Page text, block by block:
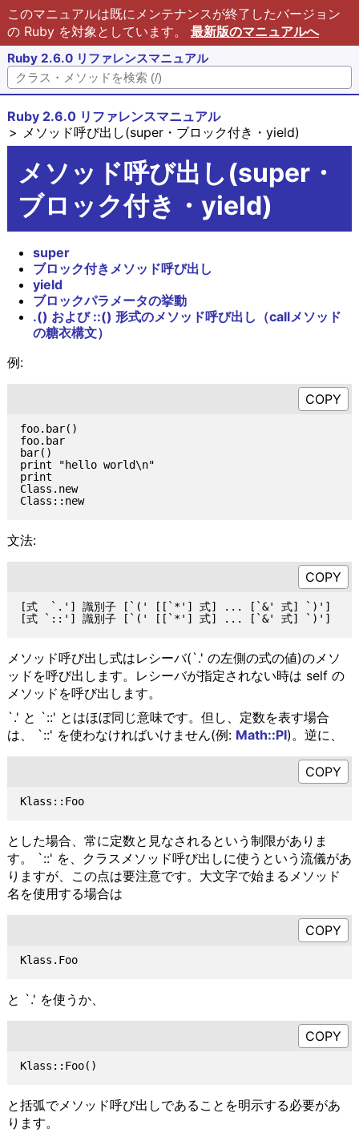
このマニュアルは既にメンテナンスが終了したバージョン
の Ruby を対象としています。 最新版のマニュアルへ
Ruby 2.6.0 リファレンスマニュアル
Ruby 2.6.0 リファレンスマニュアル
メソッド呼び出し(super・ブロック付き・yield)
メソッド呼び出し(super・
ブロック付き・yield)
super
ブロック付きメソッド呼び出し
yield
ブロックパラメータの挙動
.() および ::() 形式のメソッド呼び出し（callメソッド
の糖衣構文）
例:
foo.bar()
foo.bar
bar()
print "hello world\n"
print
Class.new
Class::new
文法:
[式  `.'] 識別子 [`(' [[`*'] 式] ... [`&' 式] `)']
メソッド呼び出し式はレシーバ(`.' の左側の式の値)のメソ
ッドを呼び出します。レシーバが指定されない時は self の
メソッドを呼び出します。
`.' と `::' とはほぼ同じ意味です。但し、定数を表す場合
は、 `::' を使わなければいけません(例: Math::PI)。逆に、
Klass::Foo
とした場合、常に定数と見なされるという制限がありま
す。 `::' を、クラスメソッド呼び出しに使うという流儀があ
りますが、この点は要注意です。大文字で始まるメソッド
名を使用する場合は
Klass.Foo
と `.' を使うか、
と括弧でメソッド呼び出しであることを明示する必要があ
ります。